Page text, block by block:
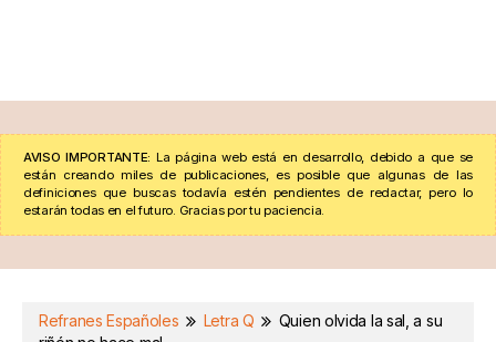
AVISO IMPORTANTE: La página web está en desarrollo, debido a que se
están creando miles de publicaciones, es posible que algunas de las
definiciones que buscas todavía estén pendientes de redactar, pero lo
estarán todas en el futuro. Gracias por tu paciencia.
Refranes Españoles Letra Q
Quien olvida la sal, a su